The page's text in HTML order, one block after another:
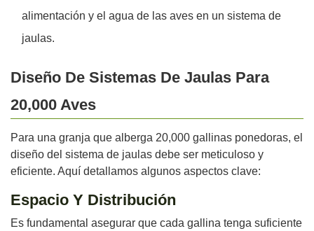
alimentación y el agua de las aves en un sistema de
jaulas.
Diseño De Sistemas De Jaulas Para
20,000 Aves
Para una granja que alberga 20,000 gallinas ponedoras, el
diseño del sistema de jaulas debe ser meticuloso y
eficiente. Aquí detallamos algunos aspectos clave:
Espacio Y Distribución
Es fundamental asegurar que cada gallina tenga suficiente